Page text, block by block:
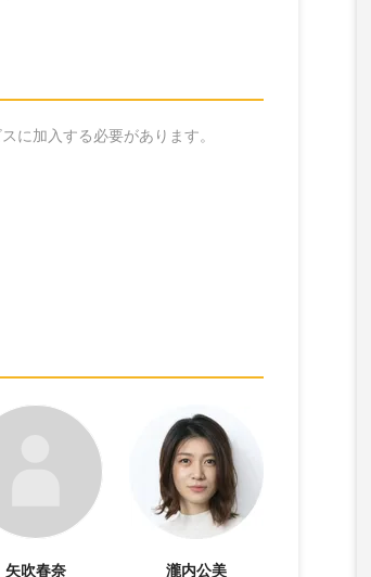
に加入する必要があります。
矢吹春奈
瀧内公美